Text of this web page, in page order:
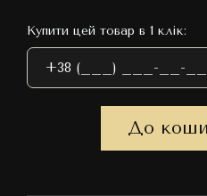
Купити цей товар в 1 клік:
До